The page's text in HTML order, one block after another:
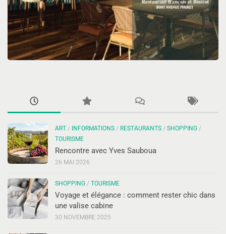
ART / INFORMATIONS / RESTAURANTS / SHOPPING /
TOURISME
Rencontre avec Yves Sauboua
26 MAI 2026
SHOPPING / TOURISME
Voyage et élégance : comment rester chic dans
une valise cabine
30 NOVEMBRE 2025